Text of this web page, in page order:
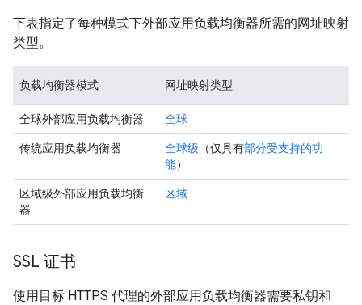
下表指定了每种模式下外部应用负载均衡器所需的网址映射
类型。
负载均衡器模式 网址映射类型
全球外部应用负载均衡器 全球
传统应用负载均衡器 全球级 （仅具有部分受支持的功
能）
区域级外部应用负载均衡
器
区域
SSL 证书
使用目标 HTTPS 代理的外部应用负载均衡器需要私钥和